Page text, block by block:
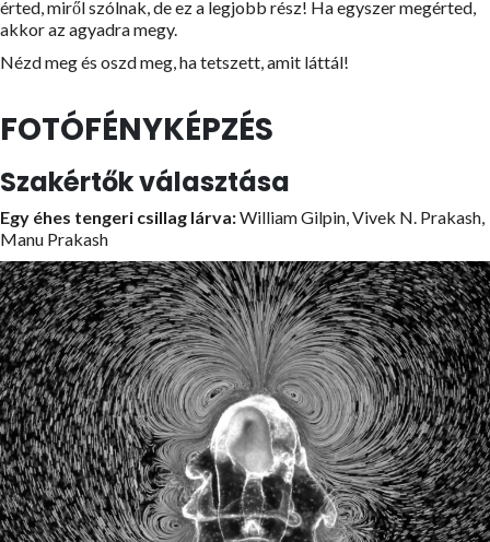
érted, miről szólnak, de ez a legjobb rész! Ha egyszer megérted,
akkor az agyadra megy.
Nézd meg és oszd meg, ha tetszett, amit láttál!
FOTÓFÉNYKÉPZÉS
Szakértők választása
Egy éhes tengeri csillag lárva:William Gilpin, Vivek N. Prakash,
Manu Prakash